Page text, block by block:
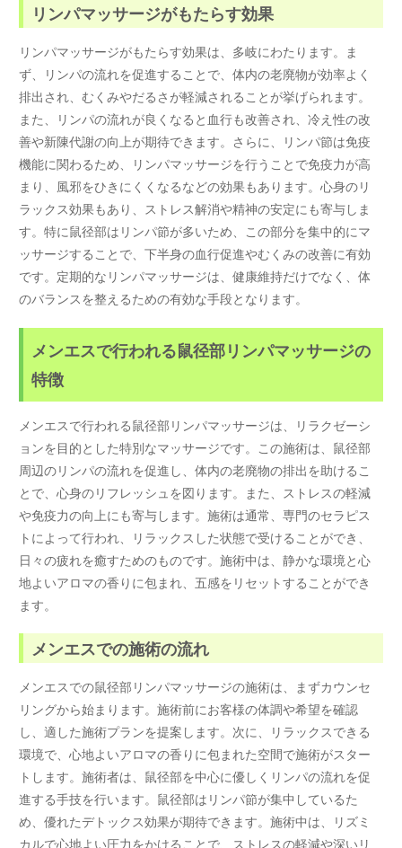
リンパマッサージがもたらす効果
リンパマッサージがもたらす効果は、多岐にわたります。ま
ず、リンパの流れを促進することで、体内の老廃物が効率よく
排出され、むくみやだるさが軽減されることが挙げられます。
また、リンパの流れが良くなると血行も改善され、冷え性の改
善や新陳代謝の向上が期待できます。さらに、リンパ節は免疫
機能に関わるため、リンパマッサージを行うことで免疫力が高
まり、風邪をひきにくくなるなどの効果もあります。心身のリ
ラックス効果もあり、ストレス解消や精神の安定にも寄与しま
す。特に鼠径部はリンパ節が多いため、この部分を集中的にマ
ッサージすることで、下半身の血行促進やむくみの改善に有効
です。定期的なリンパマッサージは、健康維持だけでなく、体
のバランスを整えるための有効な手段となります。
メンエスで行われる鼠径部リンパマッサージの
特徴
メンエスで行われる鼠径部リンパマッサージは、リラクゼーシ
ョンを目的とした特別なマッサージです。この施術は、鼠径部
周辺のリンパの流れを促進し、体内の老廃物の排出を助けるこ
とで、心身のリフレッシュを図ります。また、ストレスの軽減
や免疫力の向上にも寄与します。施術は通常、専門のセラピス
トによって行われ、リラックスした状態で受けることができ、
日々の疲れを癒すためのものです。施術中は、静かな環境と心
地よいアロマの香りに包まれ、五感をリセットすることができ
ます。
メンエスでの施術の流れ
メンエスでの鼠径部リンパマッサージの施術は、まずカウンセ
リングから始まります。施術前にお客様の体調や希望を確認
し、適した施術プランを提案します。次に、リラックスできる
環境で、心地よいアロマの香りに包まれた空間で施術がスター
トします。施術者は、鼠径部を中心に優しくリンパの流れを促
進する手技を行います。鼠径部はリンパ節が集中しているた
め、優れたデトックス効果が期待できます。施術中は、リズミ
カルで心地よい圧力をかけることで、ストレスの軽減や深いリ